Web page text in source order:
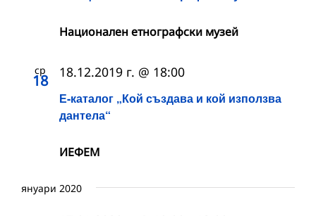
Национален етнографски музей
ср
18
Е-каталог „Кой създава и кой използва
дантела“
18.12.2019 г. @ 18:00
ИЕФЕМ
януари 2020